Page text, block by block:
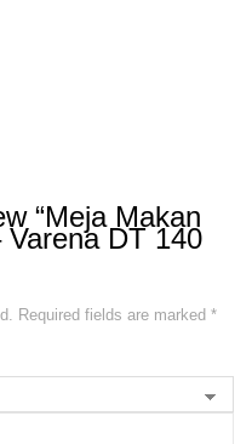
“Meja Makan
DT 140
Required fields are marked *